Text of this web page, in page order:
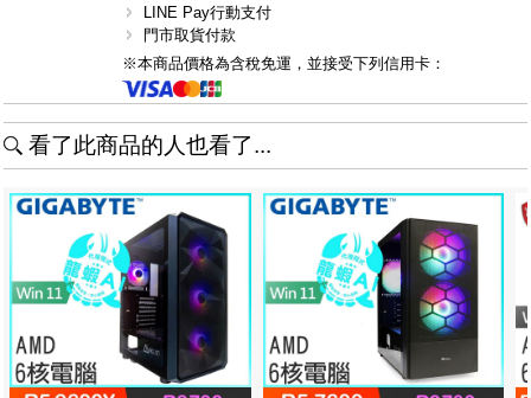
LINE Pay行動支付
門市取貨付款
※本商品價格為含稅免運，並接受下列信用卡：
看了此商品的人也看了...